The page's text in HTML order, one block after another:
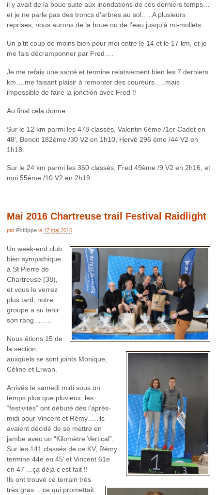
il y avait de la boue suite aux inondations de ces derniers temps…
et je ne parle pas des troncs d’arbres au sol…..A plusieurs
reprises, nous aurons de la boue ou de l’eau jusqu’à mi-mollets….
Un p’tit coup de moins bien pour moi entre le 14 et le 17 km, et je
me fais décramponner par Fred….
Je me refais une santé et termine relativement bien les 7 derniers
km….me faisant plaisir à remonter des coureurs…..mais
impossible de faire la jonction avec Fred !!
Au final cela donne :
Sur le 12 km parmi les 478 classés, Valentin 6ème /1er Cadet en
48’, Benoit 182ème /30 V2 en 1h10, Hervé 296 ème /44 V2 en
1h18.
Sur le 24 km parmi les 360 classés, Fred 49ème /9 V2 en 2h16, et
moi 55ème /10 V2 en 2h19
Mai 2016 Chartreuse trail Festival Raidlight
par Philippe le 17 mai 2016
Un week-end club
bien sympathique
à St Pierre de
Chartreuse (38),
et vous le verrez
plus tard, notre
groupe a su tenir
son rang……..
Nous étions 15 de
la section,
auxquels se sont joints Monique,
Céline et Erwan.
Arrivés le samedi midi sous un
temps plus que pluvieux, les
“festivités” ont débuté dès l’après-
midi pour Vincent et Rémy…..ils
avaient décidé de se mettre en
jambe avec un “Kilomètre Vertical”.
Sur les 141 classés de ce KV, Rémy
termine 44e en 45’ et Vincent 61e
en 47’…ça déjà c’est fait !!
Ils ont trouvé ce terrain très
très gras….ce qui promettait